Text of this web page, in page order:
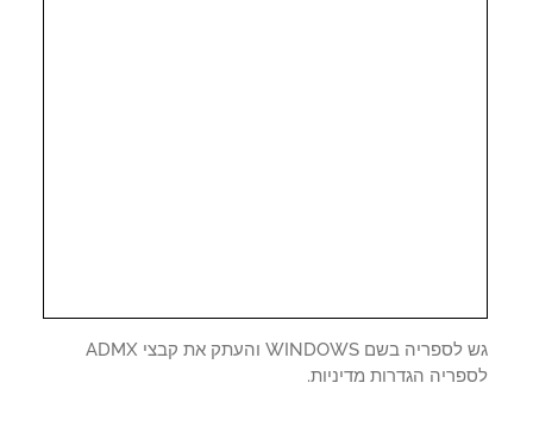
גש לספריה בשם WINDOWS והעתק את קבצי ADMX
הגדרות מדיניות.